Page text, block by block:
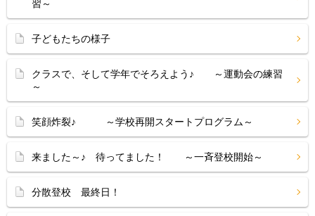
習～
子どもたちの様子
クラスで、そして学年でそろえよう♪ ～運動会の練習
～
笑顔炸裂♪ ～学校再開スタートプログラム～
来ました～♪ 待ってました！ ～一斉登校開始～
分散登校 最終日！